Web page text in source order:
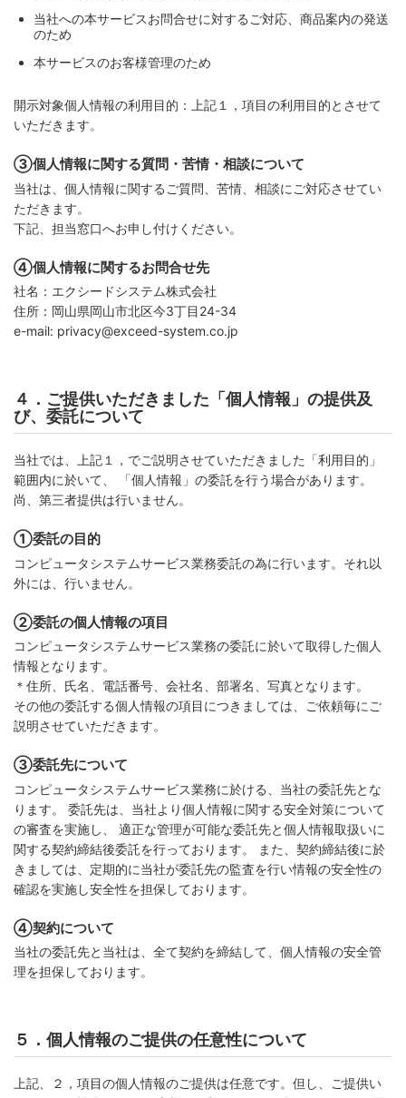
当社への本サービスお問合せに対するご対応、商品案内の発送
のため
本サービスのお客様管理のため
開示対象個人情報の利用目的：上記１，項目の利用目的とさせて
いただきます。
③個人情報に関する質問・苦情・相談について
当社は、個人情報に関するご質問、苦情、相談にご対応させてい
ただきます。
下記、担当窓口へお申し付けください。
④個人情報に関するお問合せ先
社名：エクシードシステム株式会社
住所：岡山県岡山市北区今3丁目24-34
e-mail: privacy@exceed-system.co.jp
４．ご提供いただきました「個人情報」の提供及
び、委託について
当社では、上記１，でご説明させていただきました「利用目的」
範囲内に於いて、 「個人情報」の委託を行う場合があります。
尚、第三者提供は行いません。
①委託の目的
コンピュータシステムサービス業務委託の為に行います。それ以
外には、行いません。
②委託の個人情報の項目
コンピュータシステムサービス業務の委託に於いて取得した個人
情報となります。
＊住所、氏名、電話番号、会社名、部署名、写真となります。
その他の委託する個人情報の項目につきましては、ご依頼毎にご
説明させていただきます。
③委託先について
コンピュータシステムサービス業務に於ける、当社の委託先とな
ります。 委託先は、当社より個人情報に関する安全対策について
の審査を実施し、 適正な管理が可能な委託先と個人情報取扱いに
関する契約締結後委託を行っております。 また、契約締結後に於
きましては、定期的に当社が委託先の監査を行い情報の安全性の
確認を実施し安全性を担保しております。
④契約について
当社の委託先と当社は、全て契約を締結して、個人情報の安全管
理を担保しております。
５．個人情報のご提供の任意性について
上記、２，項目の個人情報のご提供は任意です。但し、ご提供い